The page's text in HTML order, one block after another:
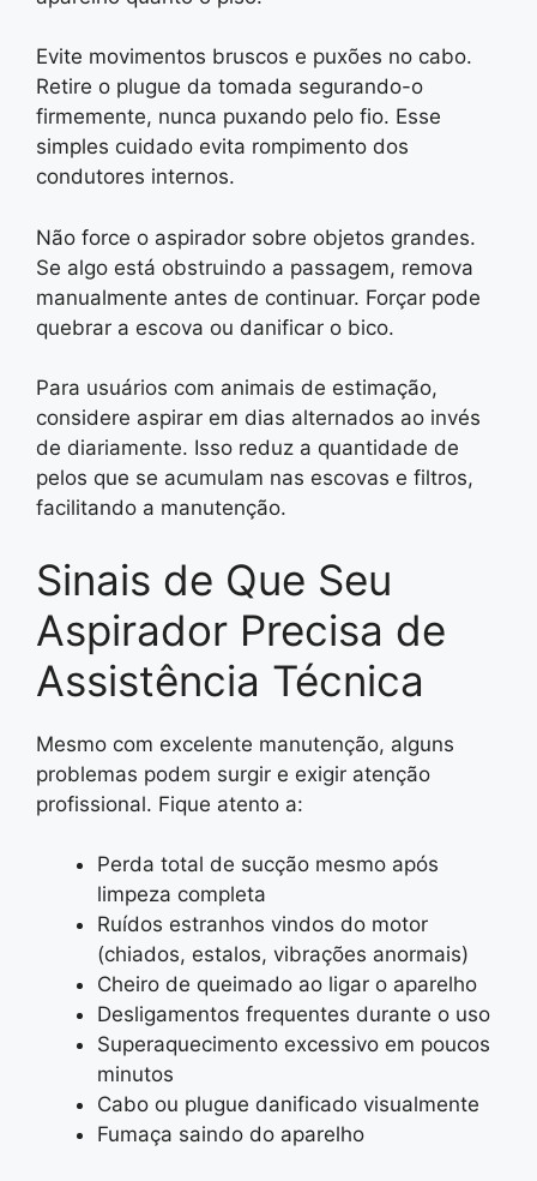
Evite movimentos bruscos e puxões no cabo.
Retire o plugue da tomada segurando-o
firmemente, nunca puxando pelo fio. Esse
simples cuidado evita rompimento dos
condutores internos.
Não force o aspirador sobre objetos grandes.
Se algo está obstruindo a passagem, remova
manualmente antes de continuar. Forçar pode
quebrar a escova ou danificar o bico.
Para usuários com animais de estimação,
considere aspirar em dias alternados ao invés
de diariamente. Isso reduz a quantidade de
pelos que se acumulam nas escovas e filtros,
facilitando a manutenção.
Sinais de Que Seu
Aspirador Precisa de
Assistência Técnica
Mesmo com excelente manutenção, alguns
problemas podem surgir e exigir atenção
profissional. Fique atento a:
Perda total de sucção mesmo após
limpeza completa
Ruídos estranhos vindos do motor
(chiados, estalos, vibrações anormais)
Cheiro de queimado ao ligar o aparelho
Desligamentos frequentes durante o uso
Superaquecimento excessivo em poucos
minutos
Cabo ou plugue danificado visualmente
Fumaça saindo do aparelho